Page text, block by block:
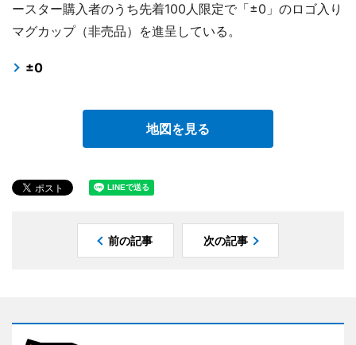
ースター購入者のうち先着100人限定で「±0」のロゴ入り
マグカップ（非売品）を進呈している。
±0
地図を見る
前の記事 次の記事